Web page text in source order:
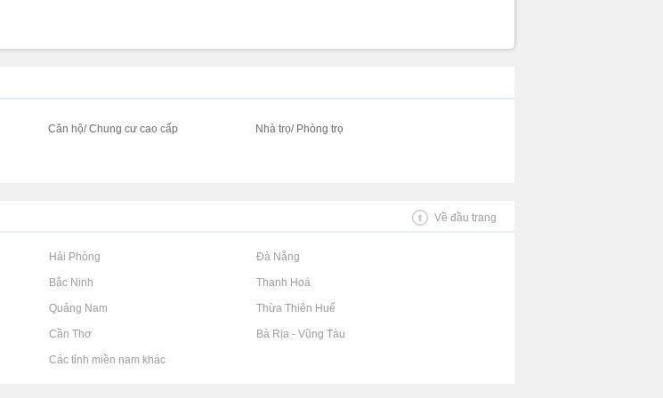
Căn hộ/ Chung cư cao cấp
Nhà trọ/ Phòng trọ
Về đầu trang
Rao vặt tại Hải Phòng Rao vặt tại Đà Nẵng
Rao vặt tại Bắc Ninh Rao vặt tại Thanh Hoá
Rao vặt tại Quảng Nam Rao vặt tại Thừa Thiên Huế
Rao vặt tại Cần Thơ Rao vặt tại Bà Rịa - Vũng Tàu
Rao vặt tại Các tỉnh miền nam khác